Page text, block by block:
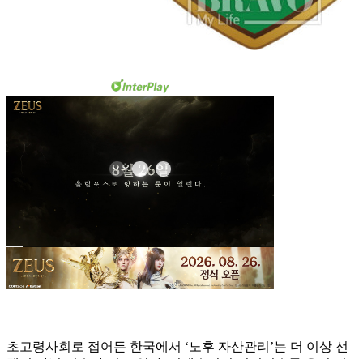
초고령사회로 접어든 한국에서 ‘노후 자산관리’는 더 이상 선